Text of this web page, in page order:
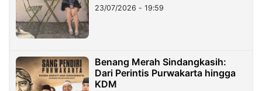
23/07/2026 - 19:59
Benang Merah Sindangkasih:
Dari Perintis Purwakarta hingga
KDM